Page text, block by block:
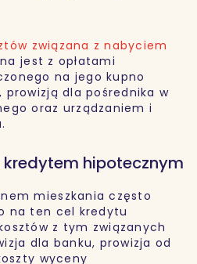
związana z nabyciem
jest z opłatami
na jego kupno
dla pośrednika w
oraz urządzaniem i
kredytem hipotecznym
mieszkania często
na ten cel kredytu
z tym związanych
dla banku, prowizja od
wyceny